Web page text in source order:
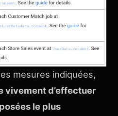
mesures indiquées,
vivement d’effectuer
le plus